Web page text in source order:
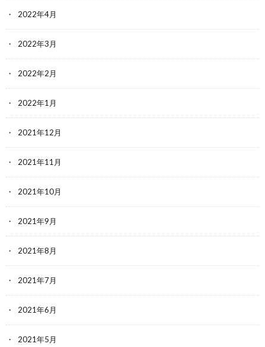
2022年4月
2022年3月
2022年2月
2022年1月
2021年12月
2021年11月
2021年10月
2021年9月
2021年8月
2021年7月
2021年6月
2021年5月